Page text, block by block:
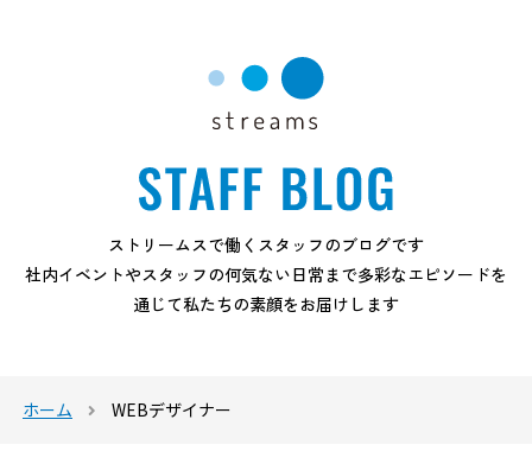
ストリームスで働くスタッフのブログです
社内イベントやスタッフの何気ない日常まで多彩なエピソードを
通じて私たちの素顔をお届けします
ホーム WEBデザイナー